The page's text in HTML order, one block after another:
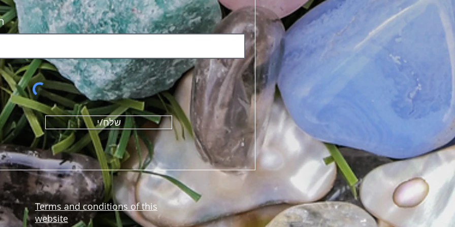
שלח/י
Terms and conditions of this
website